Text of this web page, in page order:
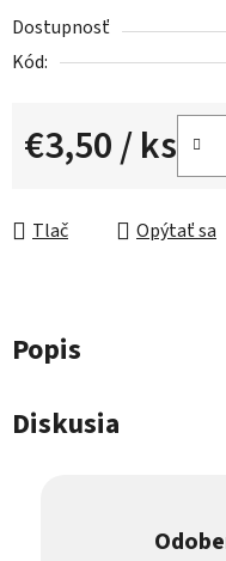
Dostupnosť
Kód:
€3,50/ ks
Tlač Opýtať sa
Popis
Diskusia